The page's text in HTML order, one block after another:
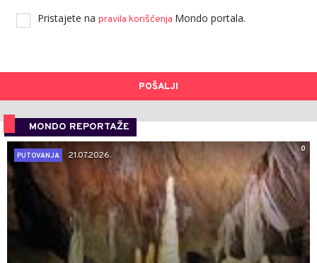
Pristajete na pravila korišćenja Mondo portala.
POŠALJI
MONDO REPORTAŽE
0
PUTOVANJA
21.07.2026.